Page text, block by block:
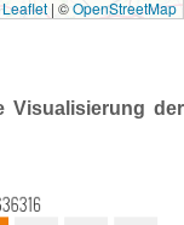
Visualisierung der